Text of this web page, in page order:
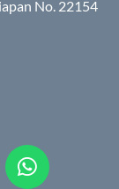
No. 22154